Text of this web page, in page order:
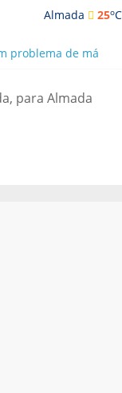
Almada 25oC
problema de má
Amarela
cultural entre
de Agosto
para Almada